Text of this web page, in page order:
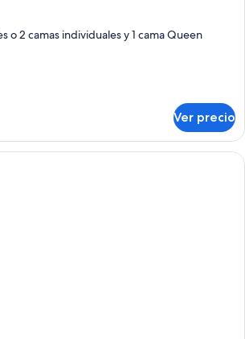
o 2 camas individuales y 1 cama Queen
Ver precio